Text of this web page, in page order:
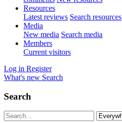
Resources
Latest reviews Search resources
Media
New media Search media
Members
Current visitors
Log in Register
What's new Search
Search